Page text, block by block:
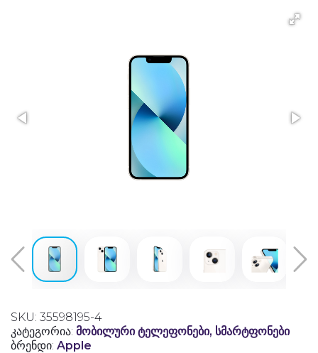
SKU: 35598195-4
კატეგორია: მობილური ტელეფონები, სმარტფონები
ბრენდი: Apple